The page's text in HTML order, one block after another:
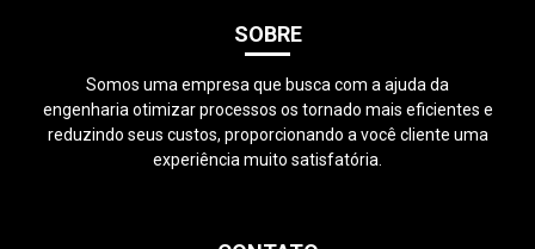
SOBRE
Somos uma empresa que busca com a ajuda da
engenharia otimizar processos os tornado mais eficientes e
reduzindo seus custos, proporcionando a você cliente uma
experiência muito satisfatória.